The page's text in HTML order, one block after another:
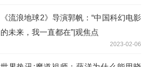
《流浪地球2》导演郭帆：“中国科幻电影
的未来，我一直都在”|观焦点
2023-02-06